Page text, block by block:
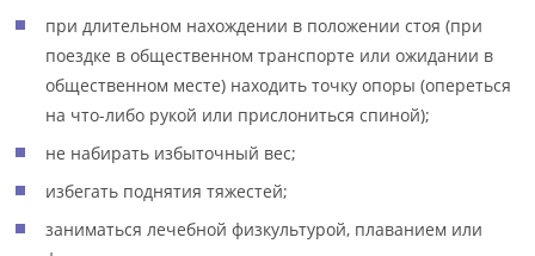
при длительном нахождении в положении стоя (при
поездке в общественном транспорте или ожидании в
общественном месте) находить точку опоры (опереться
на что-либо рукой или прислониться спиной);
не набирать избыточный вес;
избегать поднятия тяжестей;
заниматься лечебной физкультурой, плаванием или